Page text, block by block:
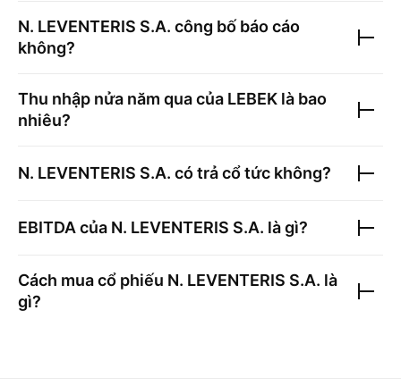
N. LEVENTERIS S.A. công bố báo cáo
không?
Thu nhập nửa năm qua của LEBEK là bao
nhiêu?
N. LEVENTERIS S.A. có trả cổ tức không?
EBITDA của N. LEVENTERIS S.A. là gì?
Cách mua cổ phiếu N. LEVENTERIS S.A. là
gì?